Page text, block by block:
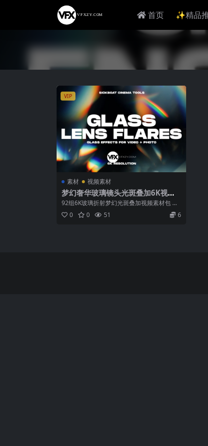
首页 ✨精品
VIP
素材 视频素材
梦幻奢华玻璃镜头光斑叠加6K视频
素材
92组6K玻璃折射梦幻光斑叠加视频素材包 本
套素材收录92组高质量玻璃折射光效视...
0 0 51 6